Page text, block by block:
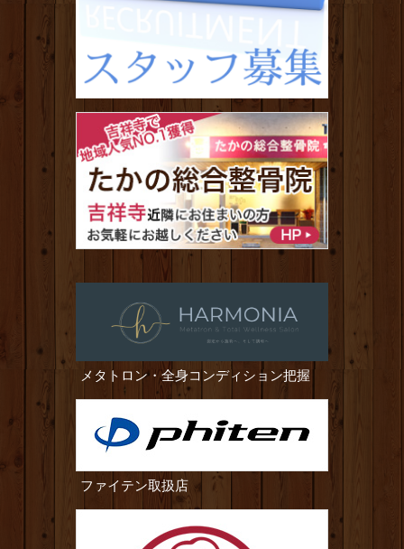
メタトロン・全身コンディション把握
ファイテン取扱店